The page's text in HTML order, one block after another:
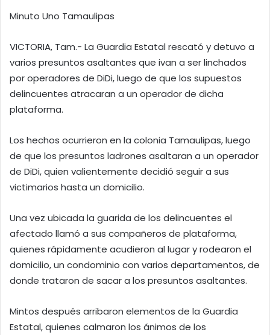
Minuto Uno Tamaulipas
VICTORIA, Tam.- La Guardia Estatal rescató y detuvo a
varios presuntos asaltantes que ivan a ser linchados
por operadores de DiDi, luego de que los supuestos
delincuentes atracaran a un operador de dicha
plataforma.
Los hechos ocurrieron en la colonia Tamaulipas, luego
de que los presuntos ladrones asaltaran a un operador
de DiDi, quien valientemente decidió seguir a sus
victimarios hasta un domicilio.
Una vez ubicada la guarida de los delincuentes el
afectado llamó a sus compañeros de plataforma,
quienes rápidamente acudieron al lugar y rodearon el
domicilio, un condominio con varios departamentos, de
donde trataron de sacar a los presuntos asaltantes.
Mintos después arribaron elementos de la Guardia
Estatal, quienes calmaron los ánimos de los